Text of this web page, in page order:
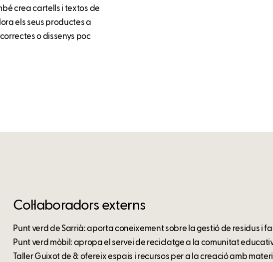
crea cartells i textos de
els seus productes a
o dissenys poc
Col·laboradors externs
Punt verd de Sarrià: aporta coneixement sobre la gestió de residus i
Punt verd mòbil: apropa el servei de reciclatge a la comunitat
Taller Guixot de 8: ofereix espais i recursos per a la creació amb